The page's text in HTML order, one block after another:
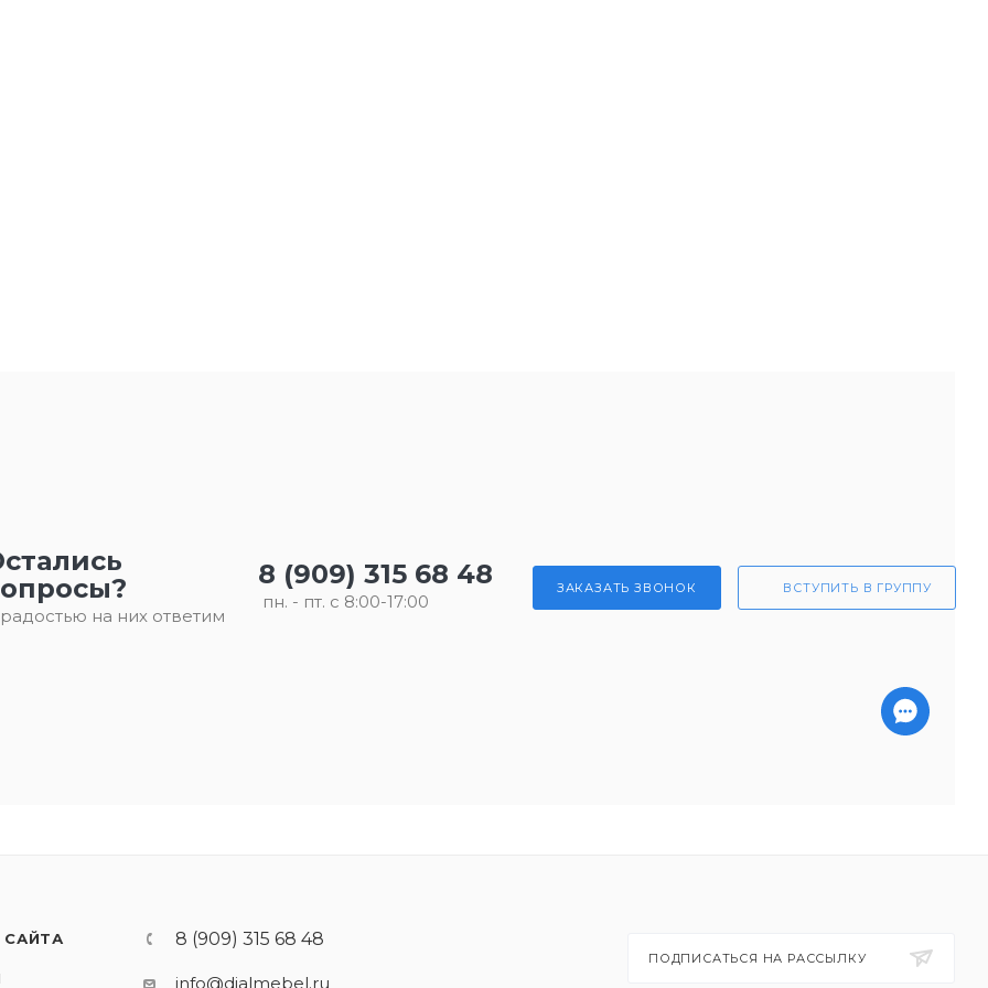
на них ответим
8 (909) 315 68 48
пн. - пт. с 8:00-17:00
ЗАКАЗАТЬ ЗВОНОК ВСТУПИТЬ В ГРУППУ
САЙТА 8 (909) 315 68 48
info@dialmebel.ru
ПОДПИСАТЬСЯ НА РАССЫЛКУ